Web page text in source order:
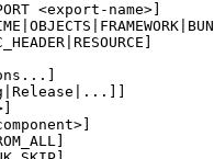
<export-name>]